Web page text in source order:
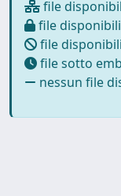
file
file
file
file sotto
nessun file